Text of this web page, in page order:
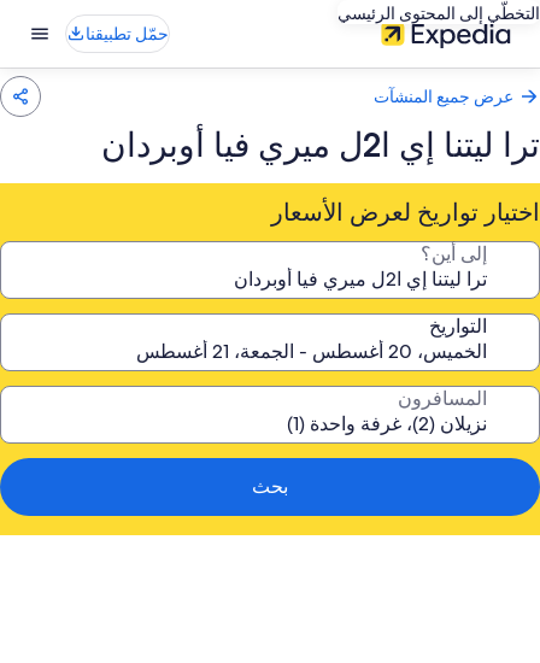
التخطّي إلى المحتوى الرئيسي
حمّل تطبيقنا
عرض جميع المنشآت
ترا ليتنا إي ا2ل ميري فيا أوبردان
اختيار تواريخ لعرض الأسعار
إلى أين؟
التواريخ
المسافرون
بحث